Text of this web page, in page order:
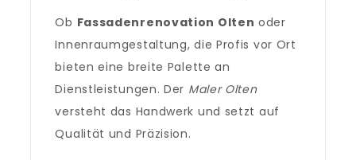
Ob Fassadenrenovation Olten oder
Innenraumgestaltung, die Profis vor Ort
bieten eine breite Palette an
Dienstleistungen. Der Maler Olten
versteht das Handwerk und setzt auf
Qualität und Präzision.